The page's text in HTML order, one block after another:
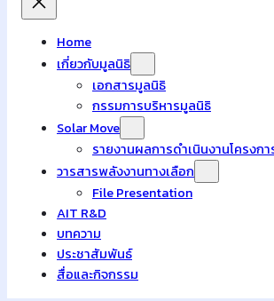
Home
เกี่ยวกับมูลนิธิ
เอกสารมูลนิธิ
กรรมการบริหารมูลนิธิ
Solar Move
รายงานผลการดำเนินงานโครงกา
วารสารพลังงานทางเลือก
File Presentation
AIT R&D
บทความ
ประชาสัมพันธ์
สื่อและกิจกรรม